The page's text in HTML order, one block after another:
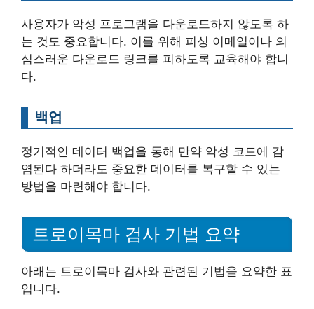
사용자가 악성 프로그램을 다운로드하지 않도록 하
는 것도 중요합니다. 이를 위해 피싱 이메일이나 의
심스러운 다운로드 링크를 피하도록 교육해야 합니
다.
백업
정기적인 데이터 백업을 통해 만약 악성 코드에 감
염된다 하더라도 중요한 데이터를 복구할 수 있는
방법을 마련해야 합니다.
트로이목마 검사 기법 요약
아래는 트로이목마 검사와 관련된 기법을 요약한 표
입니다.